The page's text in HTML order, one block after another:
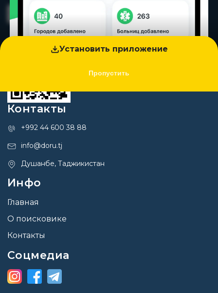
Установить приложение
Пропустить
Контакты
+992 44 600 38 88
info@doru.tj
Душанбе, Таджикистан
Инфо
Главная
О поисковике
Контакты
Соцмедиа